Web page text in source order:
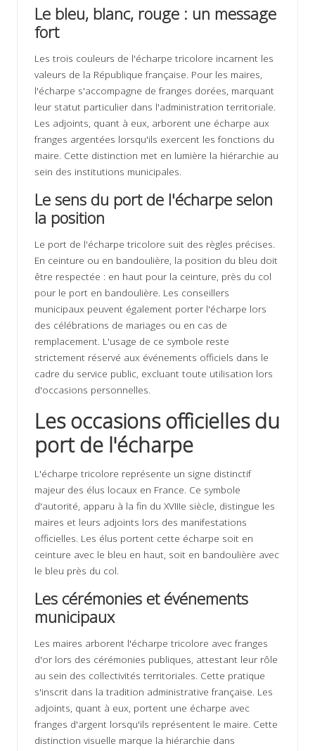
Le bleu, blanc, rouge : un message
fort
Les trois couleurs de l'écharpe tricolore incarnent les
valeurs de la République française. Pour les maires,
l'écharpe s'accompagne de franges dorées, marquant
leur statut particulier dans l'administration territoriale.
Les adjoints, quant à eux, arborent une écharpe aux
franges argentées lorsqu'ils exercent les fonctions du
maire. Cette distinction met en lumière la hiérarchie au
sein des institutions municipales.
Le sens du port de l'écharpe selon
la position
Le port de l'écharpe tricolore suit des règles précises.
En ceinture ou en bandoulière, la position du bleu doit
être respectée : en haut pour la ceinture, près du col
pour le port en bandoulière. Les conseillers
municipaux peuvent également porter l'écharpe lors
des célébrations de mariages ou en cas de
remplacement. L'usage de ce symbole reste
strictement réservé aux événements officiels dans le
cadre du service public, excluant toute utilisation lors
d'occasions personnelles.
Les occasions officielles du
port de l'écharpe
L'écharpe tricolore représente un signe distinctif
majeur des élus locaux en France. Ce symbole
d'autorité, apparu à la fin du XVIIIe siècle, distingue les
maires et leurs adjoints lors des manifestations
officielles. Les élus portent cette écharpe soit en
ceinture avec le bleu en haut, soit en bandoulière avec
le bleu près du col.
Les cérémonies et événements
municipaux
Les maires arborent l'écharpe tricolore avec franges
d'or lors des cérémonies publiques, attestant leur rôle
au sein des collectivités territoriales. Cette pratique
s'inscrit dans la tradition administrative française. Les
adjoints, quant à eux, portent une écharpe avec
franges d'argent lorsqu'ils représentent le maire. Cette
distinction visuelle marque la hiérarchie dans